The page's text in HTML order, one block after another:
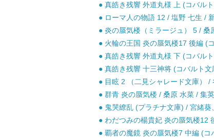
● 真皓き残響 外道丸様 上 (コバル
● ローマ人の物語 12 / 塩野 七生 /
● 炎の蜃気楼（ミラージュ） 5 / 桑
● 火輪の王国 炎の蜃気楼17 後編 (
● 真皓き残響 外道丸様 下 (コバル
● 真皓き残響 十三神将 (コバルト
● 目眩 2 （二見シャレード文庫） /
● 群青 炎の蜃気楼 / 桑原 水菜 / 集
● 鬼哭繚乱 (プラチナ文庫) / 宮緒
● わだつみの楊貴妃 炎の蜃気楼12
● 覇者の魔鏡 炎の蜃気楼7 中編 (